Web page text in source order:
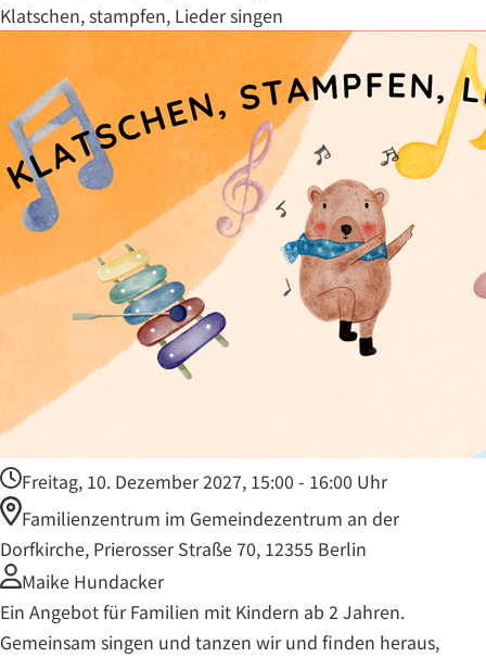
Klatschen, stampfen, Lieder singen
Freitag, 10. Dezember 2027, 15:00 - 16:00 Uhr
Familienzentrum im Gemeindezentrum an der
Dorfkirche, Prierosser Straße 70, 12355 Berlin
Maike Hundacker
Ein Angebot für Familien mit Kindern ab 2 Jahren.
Gemeinsam singen und tanzen wir und finden heraus,